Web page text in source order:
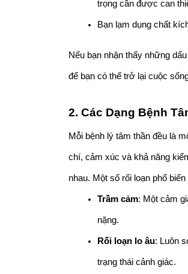
trọng cần được can
Bạn lạm dụng chất
Nếu bạn nhận thấy những
để bạn có thể trở lại cuộc
2. Các Dạng Bệnh
Mỗi bệnh lý tâm thần đều là
chí, cảm xúc và khả năng
nhau. Một số rối loạn phổ
Trầm cảm: Một cảm
nặng.
Rối loạn lo âu: Luôn
trạng thái cảnh giác.